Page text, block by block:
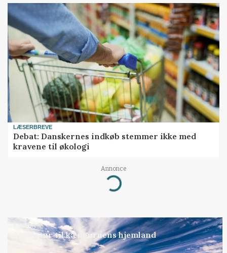
LÆSERBREVE
Debat: Danskernes indkøb stemmer ikke med
kravene til økologi
Annonce
Loading...
KULTUR
Studietur til kænguruens hjemland